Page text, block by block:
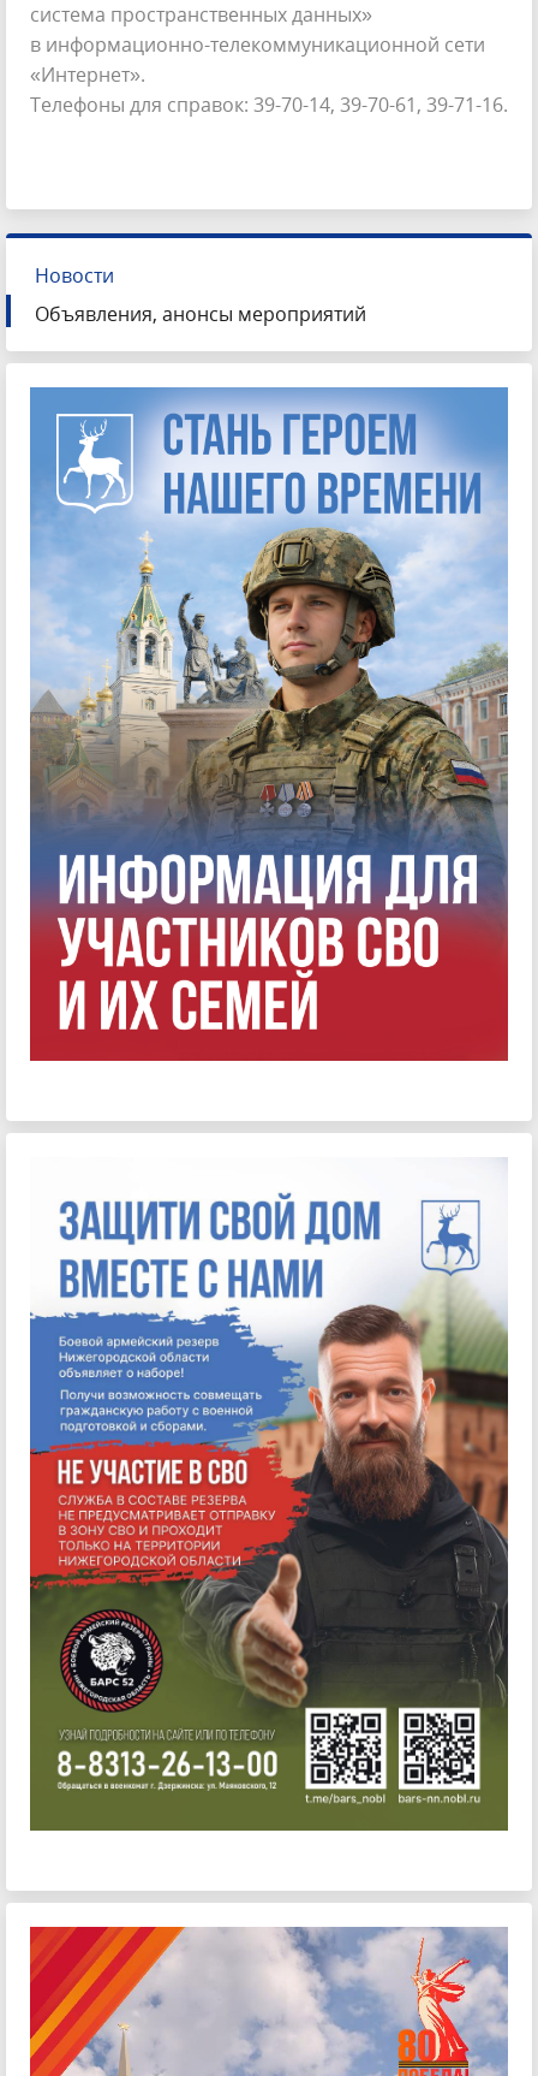
система пространственных данных»
в информационно-телекоммуникационной сети
«Интернет».
Телефоны для справок: 39-70-14, 39-70-61, 39-71-16.
Новости
Объявления, анонсы мероприятий